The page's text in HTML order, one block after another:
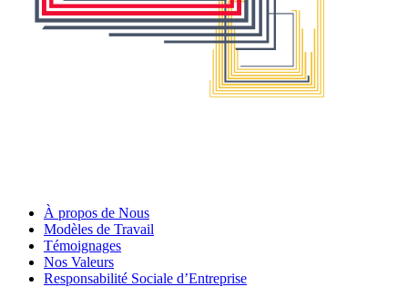
À propos de Nous
Modèles de Travail
Témoignages
Nos Valeurs
Responsabilité Sociale d’Entreprise